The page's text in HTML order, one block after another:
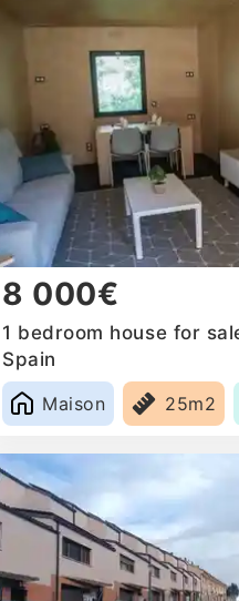
8 000€
1 bedroom house for
Spain
Maison
25m2